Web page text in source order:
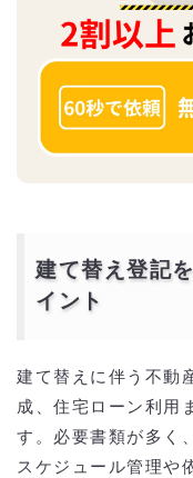
建て替え登記
イント
建て替えに伴う不動
成、住宅ローン利用
す。必要書類が多く
スケジュール管理や